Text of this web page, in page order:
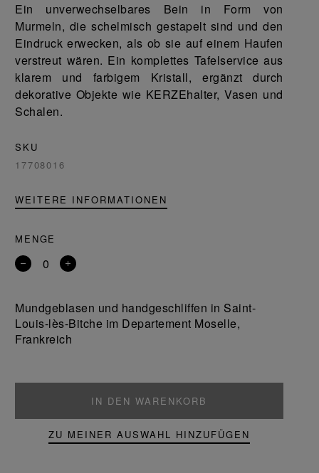
Ein unverwechselbares Bein in Form von
Murmeln, die schelmisch gestapelt sind und den
Eindruck erwecken, als ob sie auf einem Haufen
verstreut wären. Ein komplettes Tafelservice aus
klarem und farbigem Kristall, ergänzt durch
dekorative Objekte wie KERZEhalter, Vasen und
Schalen.
SKU
17708016
WEITERE INFORMATIONEN
MENGE
Entfernen
Produkt
Ein
Mundgeblasen und handgeschliffen in Saint-
Louis-lès-Bitche im Departement Moselle,
Frankreich
IN DEN WARENKORB
ZU MEINER AUSWAHL HINZUFÜGEN